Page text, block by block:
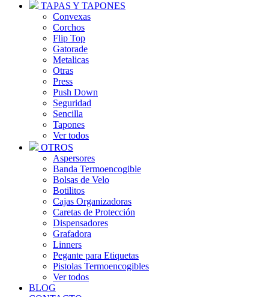
TAPAS Y TAPONES
Convexas
Corchos
Flip Top
Gatorade
Metalicas
Otras
Press
Push Down
Seguridad
Sencilla
Tapones
Ver todos
OTROS
Aspersores
Banda Termoencogible
Bolsas de Velo
Botilitos
Cajas Organizadoras
Caretas de Protección
Dispensadores
Grafadora
Linners
Pegante para Etiquetas
Pistolas Termoencogibles
Ver todos
BLOG